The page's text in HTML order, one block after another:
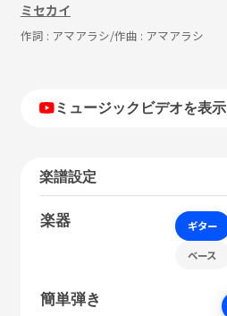
ミセカイ
作詞 : アマアラシ/作曲 : アマアラシ
ミュージックビデオを表示
楽譜設定
楽器 ギター
ベース
簡単弾き